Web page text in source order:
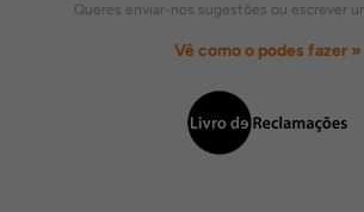
Queres enviar-nos sugestões ou escrever
Vê como o podes fazer »